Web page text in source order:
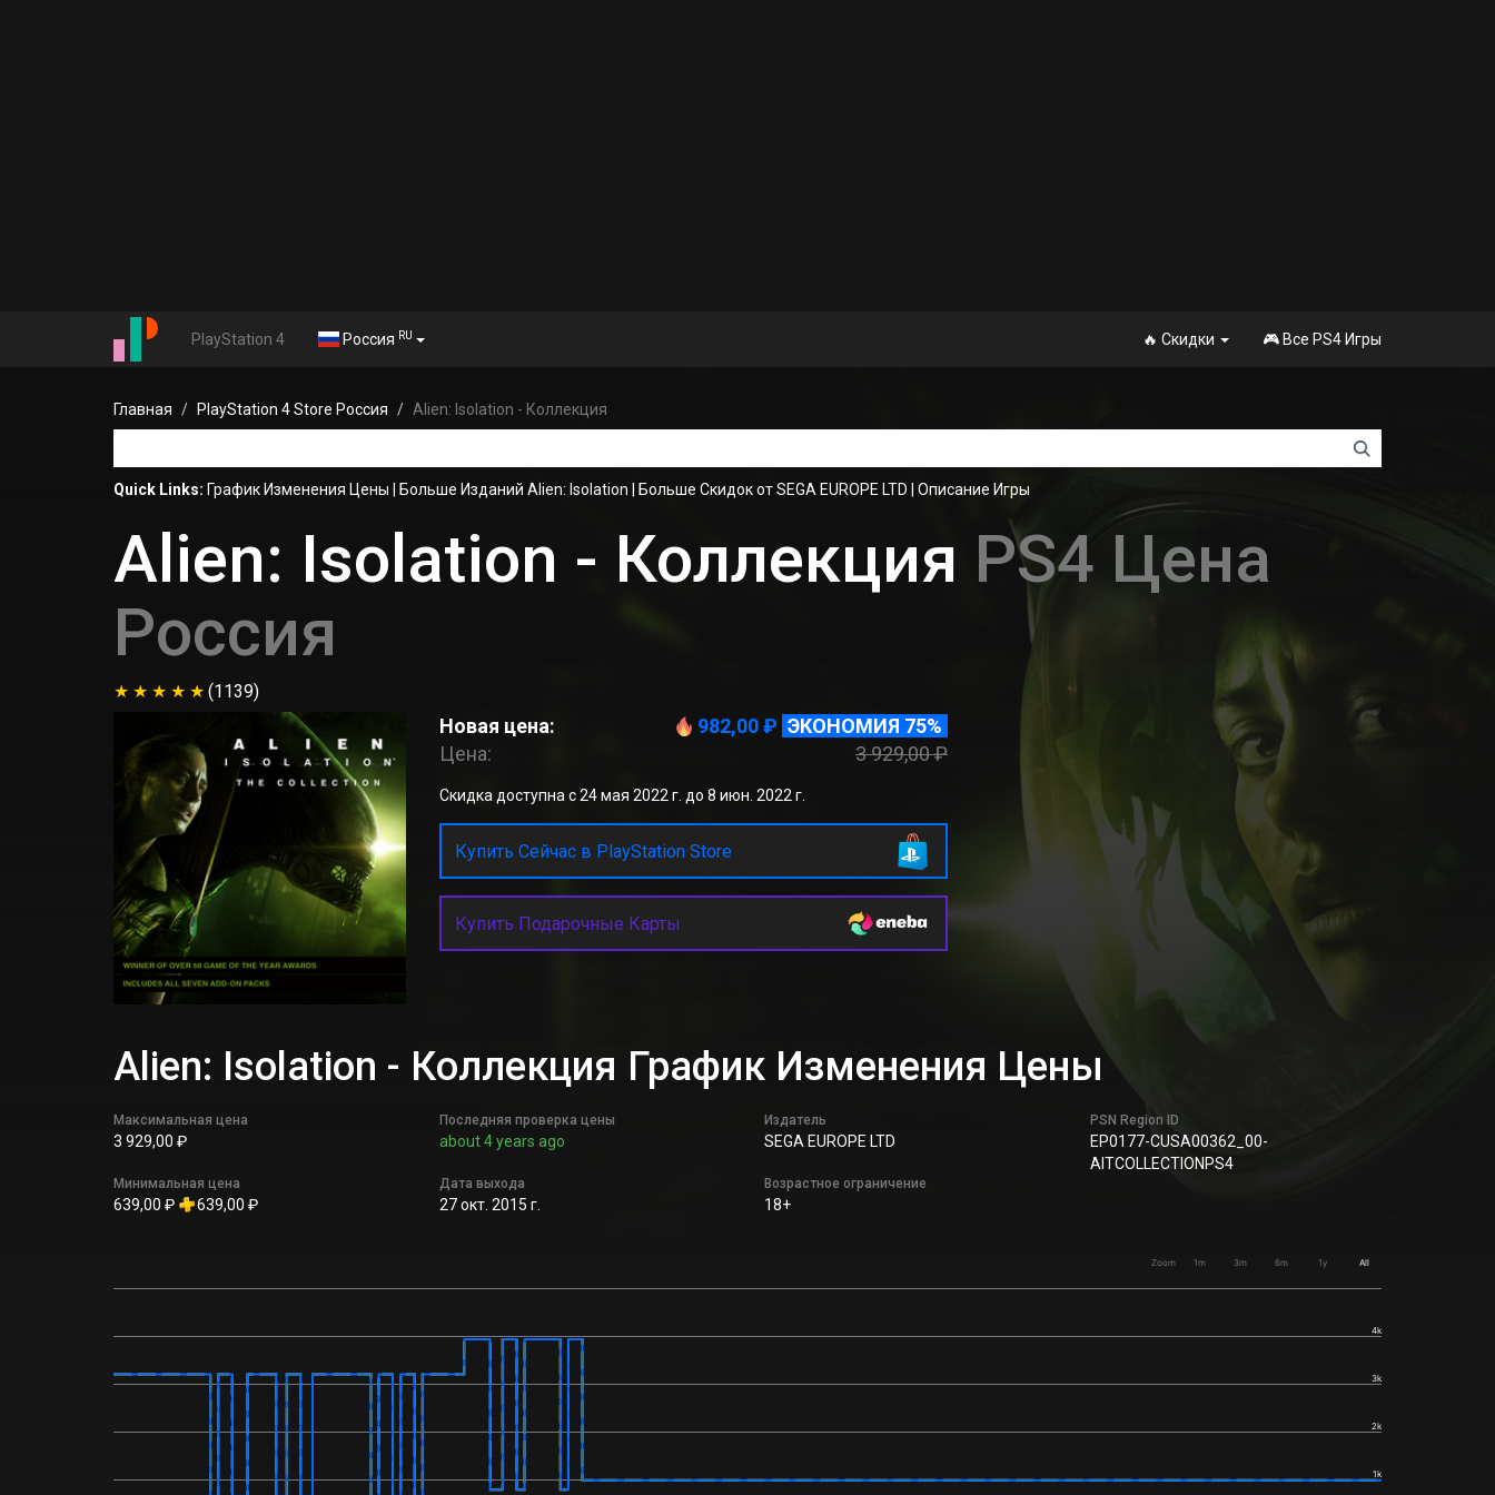
PlayStation 4 Россия RU 🔥 Скидки 🎮 Все PS4 Игры
Главная PlayStation 4 Store Россия Alien: Isolation - Коллекция
Quick Links: График Изменения Цены Больше Изданий Alien: Isolation Больше Скидок от SEGA EUROPE LTD Описание Игры
Alien: Isolation - Коллекция PS4 Цена
Россия
(1139)
Новая цена: 982,00 ₽ ЭКОНОМИЯ 75%
Цена:
3 929,00 ₽
Скидка доступна с 24 мая 2022 г. до 8 июн. 2022 г.
Купить Сейчас в PlayStation Store
Купить Подарочные Карты
Alien: Isolation - Коллекция График Изменения Цены
Максимальная цена
3 929,00 ₽
Минимальная цена
639,00 ₽ 639,00 ₽
Последняя проверка цены
about 4 years ago
Дата выхода
27 окт. 2015 г.
Издатель
SEGA EUROPE LTD
Возрастное ограничение
18+
PSN Region ID
EP0177-CUSA00362_00-
AITCOLLECTIONPS4
Zoom 1m 3m 6m 1y All
1k
2k
3k
4k